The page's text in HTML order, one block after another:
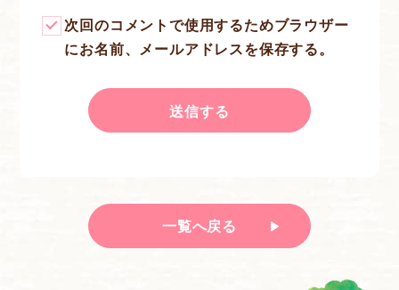
次回のコメントで使用するためブラウザー
にお名前、メールアドレスを保存する。
一覧へ戻る